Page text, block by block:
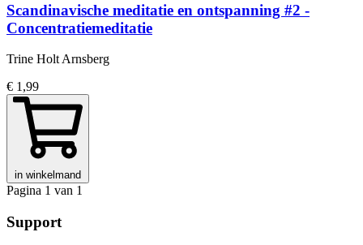
Scandinavische meditatie en ontspanning #2 -
Concentratiemeditatie
Trine Holt Arnsberg
€ 1,99
in winkelmand
Pagina 1 van 1
Support